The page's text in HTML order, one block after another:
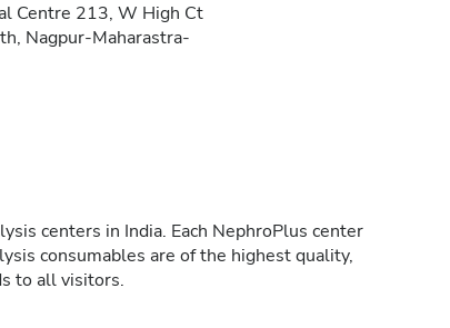
Centre 213, W High Ct
Nagpur-Maharastra-
centers in India. Each NephroPlus center
consumables are of the highest quality,
to all visitors.